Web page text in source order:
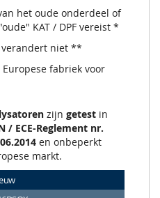
het oude onderdeel of
KAT / DPF vereist *
verandert niet **
fabriek voor
zijn getest in
/ ECE-Reglement nr.
en onbeperkt
markt.